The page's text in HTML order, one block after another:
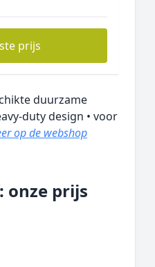
prijs
duurzame
duty design • voor
op de webshop
onze prijs